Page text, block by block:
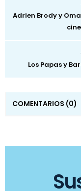
Adrien Brody y
Los Papas y
COMENTARIOS (0)